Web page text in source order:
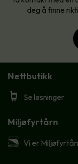
deg å finne
Nettbutikk
Se løsninger
Miljøfyrtårn
Vi er